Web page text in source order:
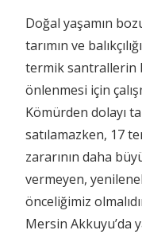
Doğal yaşamın
tarımın ve
termik santrallerin
önlenmesi için
Kömürden dolayı
satılamazken, 17
zararının daha
vermeyen,
önceliğimiz
Mersin Akkuyu’da